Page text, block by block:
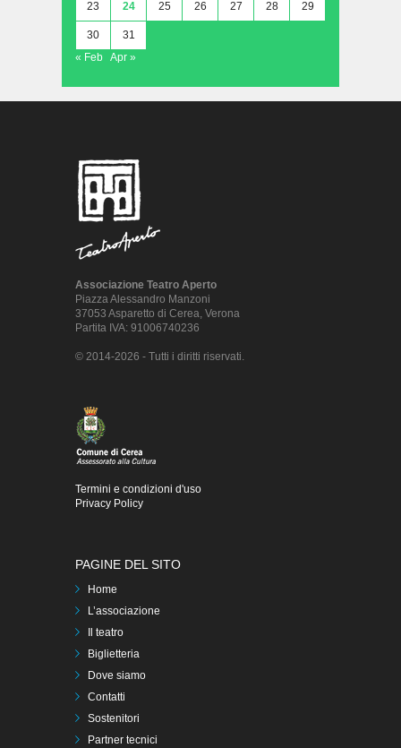
23 24 25 26 27 28 29
30
31
« Feb Apr »
Associazione Teatro Aperto
Piazza Alessandro Manzoni
37053 Asparetto di Cerea, Verona
Partita IVA: 91006740236
© 2014-2026 - Tutti i diritti riservati.
Termini e condizioni d'uso
Privacy Policy
PAGINE DEL SITO
Home
L’associazione
Il teatro
Biglietteria
Dove siamo
Contatti
Sostenitori
Partner tecnici